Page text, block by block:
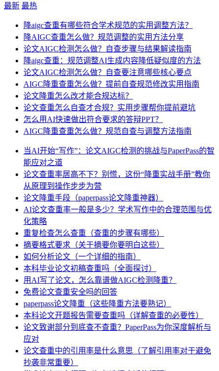
最新 最热
降aigc查重有哪些符合学术规范的实用调整方法？
降AIGC查重怎么做？规范调整的实用方法分享
论文AIGC检测怎么做？自查步骤与结果解读指南
降aigc查重：规范调整AI生成内容降低疑似度的方法
论文AIGC检测怎么做？自查要注意哪些核心要点
AIGC降重查重怎么做？提前自查规范修改实用指南
论文降重怎么改才能合规达标？
论文查重怎么自查才合规？实用步骤帮你提前避坑
怎么用AI快速做出符合要求的答辩PPT？
AIGC降重查重怎么做？规范自查与调整方法指南
当AI开始“写作”：论文AIGC检测的挑战与PaperPass的智
能应对之道
论文查重率居高不下？别慌，这份“降重实战手册”教你
从原理到操作步步为营
论文降重手段（paperpass论文降重神器）
AI论文查重率一般是多少？学术写作中的合理范围与优
化策略
重复检查怎么查重（查重的步骤有哪些）
摘要格式要求（关于摘要你要明白这些）
如何分析论文（一个详细的指南）
本科毕业论文初稿查重吗（全面探讨）
用AI写了论文，怎么靠谱做AIGC检测降重？
免费论文查重安全吗的回答
paperpass论文降重（这些降重方法要熟记）
本科论文开题报告需要查重吗（详解查重的必要性）
论文致谢部分到底查不查重？PaperPass为你深度解析与
应对
论文查重中的引用率是什么意思（了解引用率对于避免
抄袭非常重要）